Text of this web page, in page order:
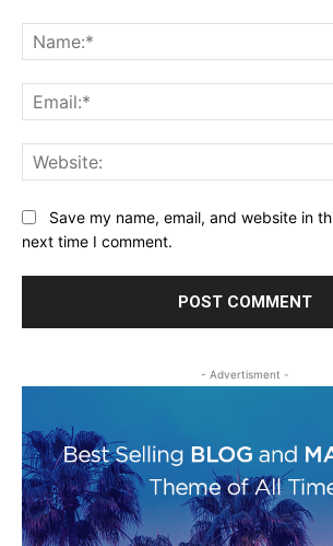
Save my name, email, and website in
next time I comment.
- Advertisment -